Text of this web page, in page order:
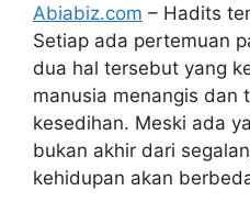
Abiabiz.com – Hadits
Setiap ada pertemuan
dua hal tersebut yang
manusia menangis dan
kesedihan. Meski ada
bukan akhir dari
kehidupan akan